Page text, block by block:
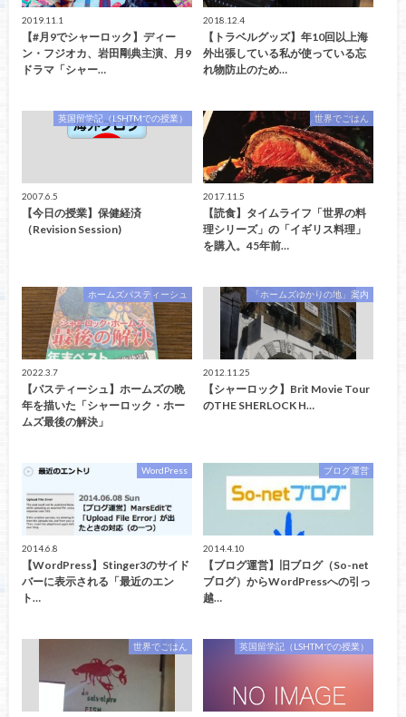
2019.11.1
【#月9でシャーロック】ディー
ン・フジオカ、岩田剛典主演、月9
ドラマ「シャー…
2018.12.4
【トラベルグッズ】年10回以上海
外出張している私が使っている忘
れ物防止のため…
英国留学記（LSHTMでの授業）
2007.6.5
【今日の授業】保健経済
（Revision Session)
世界でごはん
2017.11.5
【読食】タイムライフ「世界の料
理シリーズ」の「イギリス料理」
を購入。45年前…
ホームズパスティーシュ
2022.3.7
【パスティーシュ】ホームズの晩
年を描いた「シャーロック・ホー
ムズ最後の解決」
「ホームズゆかりの地」案内
2012.11.25
【シャーロック】Brit Movie Tour
のTHE SHERLOCK H…
WordPress
2014.6.8
【WordPress】Stinger3のサイド
バーに表示される「最近のエン
ト…
ブログ運営
2014.4.10
【ブログ運営】旧ブログ（So-net
ブログ）からWordPressへの引っ
越…
世界でごはん 英国留学記（LSHTMでの授業）